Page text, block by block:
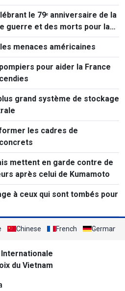
le 79ᵉ anniversaire de la
guerre et des morts pour la
menaces américaines
pour aider la France
grand système de stockage
les cadres de
mettent en garde contre de
après celui de Kumamoto
à ceux qui sont tombés pour
Chinese French German
Internationale
du Vietnam